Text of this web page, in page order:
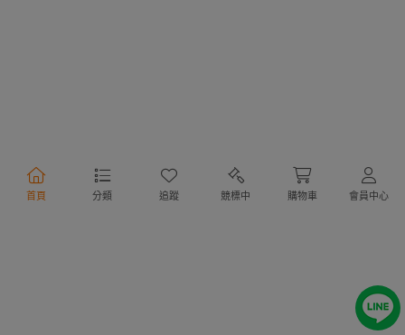
首頁 分類 追蹤 競標中 購物車 會員中心